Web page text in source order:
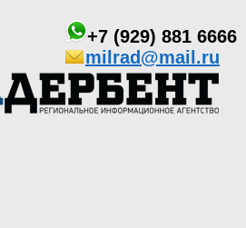
+7 (929) 881 6666
milrad@mail.ru